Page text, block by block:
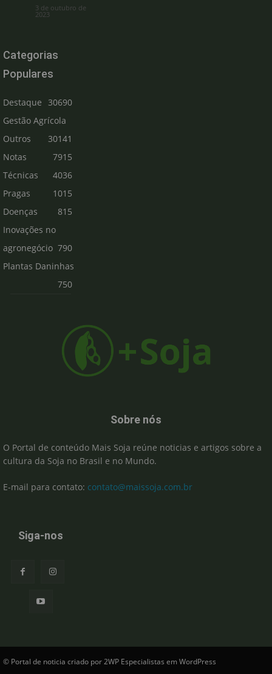
3 de outubro de
2023
Categorias
Populares
Destaque
30690
Gestão Agrícola
30141
Outros
7915
Notas
Técnicas
4036
Pragas
1015
Doenças
815
Inovações no
agronegócio 790
Plantas Daninhas
750
Sobre nós
O Portal de conteúdo Mais Soja reúne noticias e artigos sobre a
cultura da Soja no Brasil e no Mundo.
E-mail para contato: contato@maissoja.com.br
Siga-nos
© Portal de noticia criado por 2WP Especialistas em WordPress